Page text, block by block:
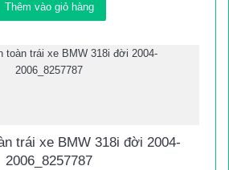
Thêm vào giỏ hàng
trái xe BMW 318i đời 2004-
2006_8257787